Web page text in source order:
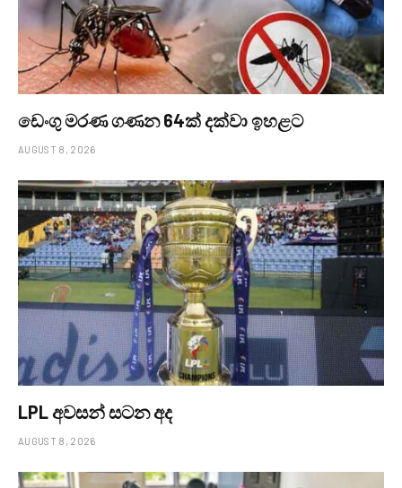
ඩෙංගු මරණ ගණන 64ක් දක්වා ඉහළට
AUGUST 8, 2026
LPL අවසන් සටන අද
AUGUST 8, 2026